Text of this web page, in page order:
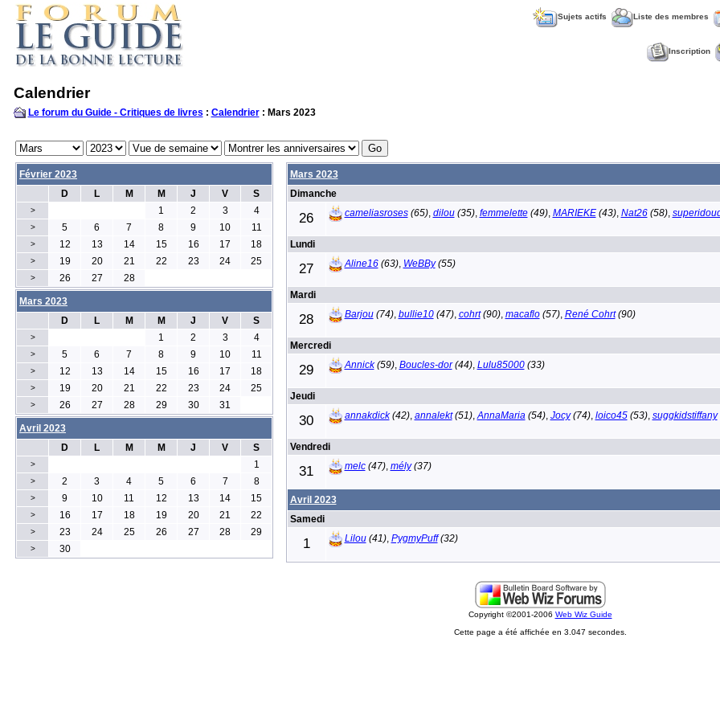
Sujets actifs Liste des membres
Inscription
Calendrier
Le forum du Guide - Critiques de livres : Calendrier: Mars 2023
Février 2023
D
L M M J V S
> 1 2 3 4
> 5 6 7 8 9 10 11
> 12 13 14 15 16 17 18
> 19 20 21 22 23 24 25
> 26 27 28
Mars 2023
Dimanche
26 cameliasroses(65), dilou(35), femmelette(49), MARIEKE(43), Nat26(58),
Lundi
27 Aline16(63), WeBBy(55)
Mardi
28 Barjou(74), bullie10(47), cohrt(90), macaflo(57), René Cohrt(90)
Mercredi
29 Annick(59), Boucles-dor(44), Lulu85000(33)
Jeudi
30 annakdick(42), annalekt(51), AnnaMaria (54), Jocy(74), loico45(53), suggkidstiffany
Vendredi
31 melc(47), mély(37)
Avril 2023
Samedi
1 Lilou(41), PygmyPuff(32)
Mars 2023
D
L M M J V S
> 1 2 3 4
> 5 6 7 8 9 10 11
> 12 13 14 15 16 17 18
> 19 20 21 22 23 24 25
> 26 27 28 29 30 31
Avril 2023
D
L M M J V S
> 1
> 2 3 4 5 6 7 8
> 9 10 11 12 13 14 15
> 16 17 18 19 20 21 22
> 23 24 25 26 27 28 29
> 30
Copyright ©2001-2006 Web Wiz Guide
Cette page a été affichée en 3.047 secondes.